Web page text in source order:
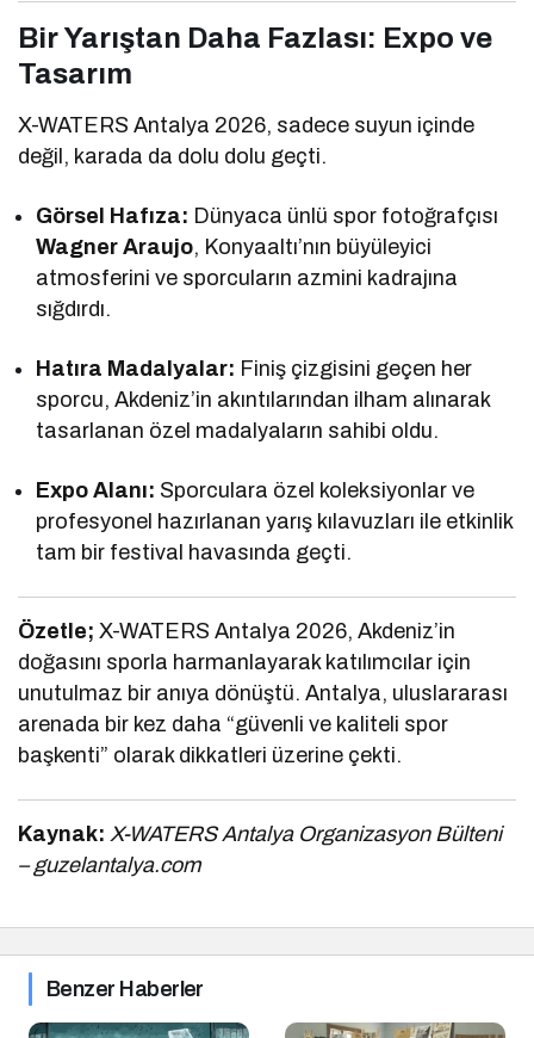
Bir Yarıştan Daha Fazlası: Expo ve
Tasarım
X-WATERS Antalya 2026, sadece suyun içinde
değil, karada da dolu dolu geçti.
Görsel Hafıza: Dünyaca ünlü spor fotoğrafçısı
Wagner Araujo, Konyaaltı’nın büyüleyici
atmosferini ve sporcuların azmini kadrajına
sığdırdı.
Hatıra Madalyalar: Finiş çizgisini geçen her
sporcu, Akdeniz’in akıntılarından ilham alınarak
tasarlanan özel madalyaların sahibi oldu.
Expo Alanı: Sporculara özel koleksiyonlar ve
profesyonel hazırlanan yarış kılavuzları ile etkinlik
tam bir festival havasında geçti.
Özetle; X-WATERS Antalya 2026, Akdeniz’in
doğasını sporla harmanlayarak katılımcılar için
unutulmaz bir anıya dönüştü. Antalya, uluslararası
arenada bir kez daha “güvenli ve kaliteli spor
başkenti” olarak dikkatleri üzerine çekti.
Kaynak: X-WATERS Antalya Organizasyon Bülteni
– guzelantalya.com
Benzer Haberler